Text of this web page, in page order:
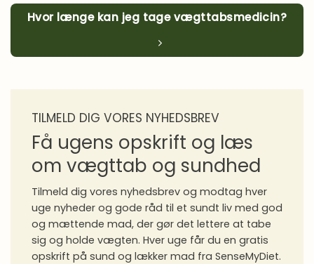
Spørgeforum
Vægttab
Vaner
Hvor længe kan jeg tage vægttabsmedicin?
TILMELD DIG VORES NYHEDSBREV
Få ugens opskrift og læs
om vægttab og sundhed
Tilmeld dig vores nyhedsbrev og modtag hver
uge nyheder og gode råd til et sundt liv med god
og mættende mad, der gør det lettere at tabe
sig og holde vægten. Hver uge får du en gratis
opskrift på sund og lækker mad fra SenseMyDiet.